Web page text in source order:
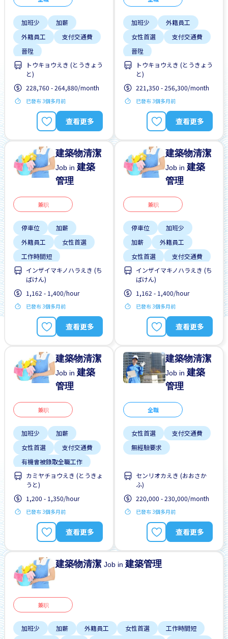
加班少
加薪
外籍員工
支付交通費
晉陞
有機會被錄取全職工作
無經驗要求
週末輪班
トウキョウえき (とうきょう
と)
228,760 - 264,880/month
已發布 3個多月前
查看更多
加班少
外籍員工
女性首選
支付交通費
晉陞
有機會被錄取全職工作
無經驗要求
男性首選
トウキョウえき (とうきょう
と)
221,350 - 256,300/month
已發布 3個多月前
查看更多
建築物清潔
Job in 建築
管理
兼职
停車位
加薪
外籍員工
女性首選
工作時間短
支付交通費
晉陞
每週2-3天
無經驗要求
インザイマキノハラえき (ち
ばけん)
1,162 - 1,400/hour
已發布 3個多月前
查看更多
建築物清潔
Job in 建築
管理
兼职
停車位
加班少
加薪
外籍員工
女性首選
支付交通費
早班
晉陞
有機會被錄取全職工作
インザイマキノハラえき (ち
ばけん)
1,162 - 1,400/hour
已發布 3個多月前
查看更多
建築物清潔
Job in 建築
管理
兼职
加班少
加薪
女性首選
支付交通費
有機會被錄取全職工作
每週2-3天
無經驗要求
男性首選
カミヤチョウえき (とうきょ
うと)
1,200 - 1,350/hour
已發布 3個多月前
查看更多
建築物清潔
Job in 建築
管理
全職
女性首選
支付交通費
無經驗要求
センリオカえき (おおさか
ふ)
220,000 - 230,000/month
已發布 3個多月前
查看更多
建築物清潔Job in 建築管理
兼职
加班少 加薪 外籍員工 女性首選
工作時間短